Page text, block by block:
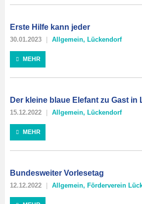
Erste Hilfe kann jeder
30.01.2023 Allgemein, Lückendorf
MEHR
Der kleine blaue Elefant zu Gast in
15.12.2022 Allgemein, Lückendorf
MEHR
Bundesweiter Vorlesetag
12.12.2022 Allgemein, Förderverein